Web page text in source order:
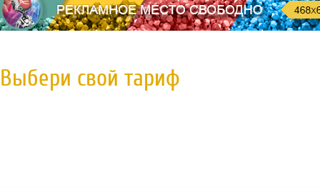
Выбери свой тариф